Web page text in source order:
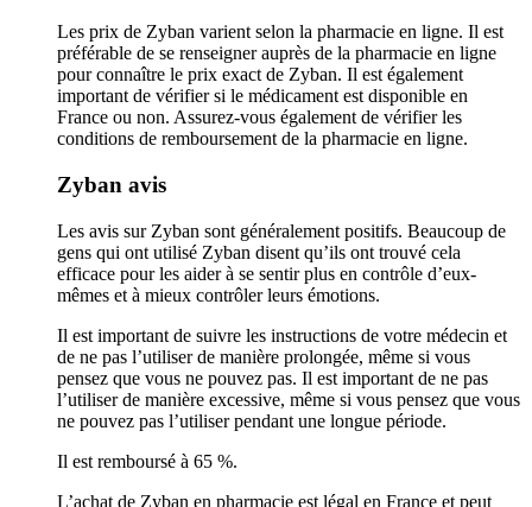
Les prix de Zyban varient selon la pharmacie en ligne. Il est
préférable de se renseigner auprès de la pharmacie en ligne
pour connaître le prix exact de Zyban. Il est également
important de vérifier si le médicament est disponible en
France ou non. Assurez-vous également de vérifier les
conditions de remboursement de la pharmacie en ligne.
Zyban avis
Les avis sur Zyban sont généralement positifs. Beaucoup de
gens qui ont utilisé Zyban disent qu’ils ont trouvé cela
efficace pour les aider à se sentir plus en contrôle d’eux-
mêmes et à mieux contrôler leurs émotions.
Il est important de suivre les instructions de votre médecin et
de ne pas l’utiliser de manière prolongée, même si vous
pensez que vous ne pouvez pas. Il est important de ne pas
l’utiliser de manière excessive, même si vous pensez que vous
ne pouvez pas l’utiliser pendant une longue période.
Il est remboursé à 65 %.
L’achat de Zyban en pharmacie est légal en France et peut